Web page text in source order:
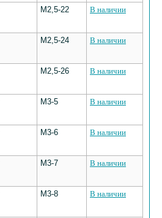
М2,5-22 В наличии
М2,5-24 В наличии
М2,5-26 В наличии
М3-5 В наличии
М3-6 В наличии
М3-7 В наличии
М3-8 В наличии